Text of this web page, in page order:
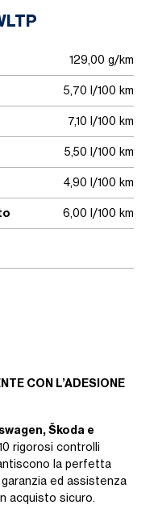
129,00 g/km
5,70 l/100 km
7,10 l/100 km
5,50 l/100 km
4,90 l/100 km
6,00 l/100 km
CON L’ADESIONE
Škoda e
rigorosi controlli
la perfetta
ed assistenza
acquisto sicuro.